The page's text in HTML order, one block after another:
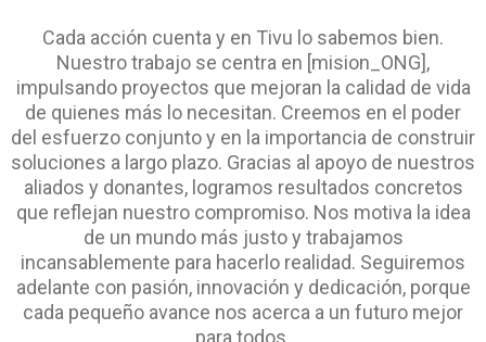
Cada acción cuenta y en Tivu lo sabemos bien.
Nuestro trabajo se centra en [mision_ONG],
impulsando proyectos que mejoran la calidad de vida
de quienes más lo necesitan. Creemos en el poder
del esfuerzo conjunto y en la importancia de construir
soluciones a largo plazo. Gracias al apoyo de nuestros
aliados y donantes, logramos resultados concretos
que reflejan nuestro compromiso. Nos motiva la idea
de un mundo más justo y trabajamos
incansablemente para hacerlo realidad. Seguiremos
adelante con pasión, innovación y dedicación, porque
cada pequeño avance nos acerca a un futuro mejor
para todos.